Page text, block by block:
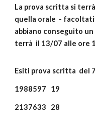
La prova scritta si
quella orale -
abbiano conseguito
terrà il 13/07 alle ore
Esiti prova scritta del
1988597 19
2137633 28